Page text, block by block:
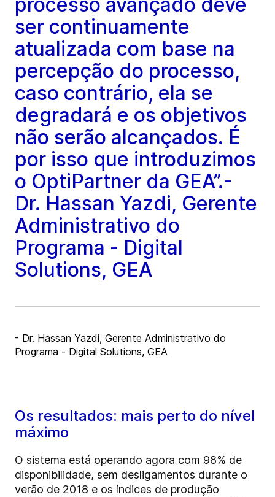
ser continuamente
atualizada com base na
percepção do processo,
caso contrário, ela se
degradará e os objetivos
não serão alcançados. É
por isso que introduzimos
o OptiPartner da GEA”.-
Dr. Hassan Yazdi, Gerente
Administrativo do
Programa - Digital
Solutions, GEA
- Dr. Hassan Yazdi, Gerente Administrativo do
Programa - Digital Solutions, GEA
Os resultados: mais perto do nível
máximo
O sistema está operando agora com 98% de
disponibilidade, sem desligamentos durante o
verão de 2018 e os índices de produção